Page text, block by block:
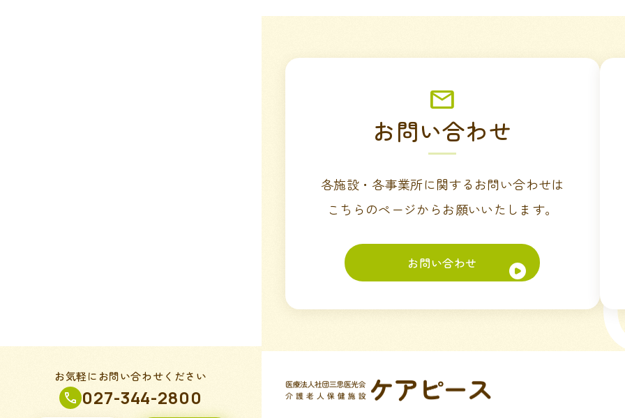
お気軽にお問い合わせください
027-344-2800
お問い合わせ
各施設・各事業所に関するお問い合わせは
こちらのページからお願いいたします。
お問い合わせ